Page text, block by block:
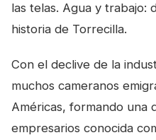
las telas. Agua y trabajo:
historia de Torrecilla.
Con el declive de la
muchos cameranos
Américas, formando una
empresarios conocida